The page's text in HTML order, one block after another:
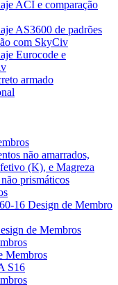
ACI e comparação
AS3600 de padrões
com SkyCiv
Eurocode e
armado
não amarrados,
(K), e Magreza
prismáticos
16 Design de Membro
de Membros
Membros
S16